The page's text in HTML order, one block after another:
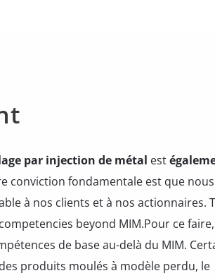
par injection de métal est
conviction fondamentale est que
à nos clients et à nos actionnaires.
beyond MIM.Pour ce
de base au-delà du MIM.
produits moulés à modèle perdu, le